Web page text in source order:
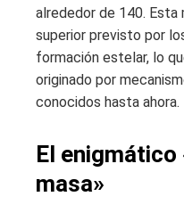
alrededor de 140.
superior previsto por
formación estelar, lo
originado por
conocidos hasta ahora.
El
masa»